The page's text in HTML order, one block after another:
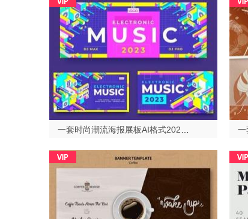
一套时尚潮流海报展板AI格式2023429